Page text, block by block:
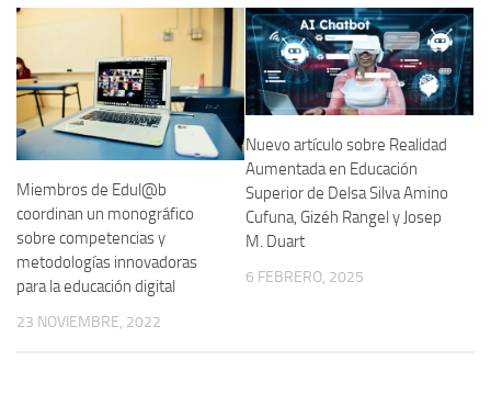
Miembros de Edul@b
coordinan un monográfico
sobre competencias y
metodologías innovadoras
para la educación digital
23 NOVIEMBRE, 2022
Nuevo artículo sobre Realidad
Aumentada en Educación
Superior de Delsa Silva Amino
Cufuna, Gizéh Rangel y Josep
M. Duart
6 FEBRERO, 2025